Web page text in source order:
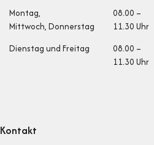
Öffnungszeiten
Montag,
Mittwoch, Donnerstag
08.00 –
11.30 Uhr
Dienstag und Freitag
08.00 –
11.30 Uhr
Kontakt